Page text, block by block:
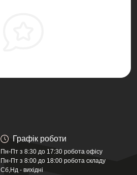
Графік роботи
Пн-Пт з 8:30 до 17:30 робота офісу
Пн-Пт з 8:00 до 18:00 робота складу
Сб,Нд - вихідні